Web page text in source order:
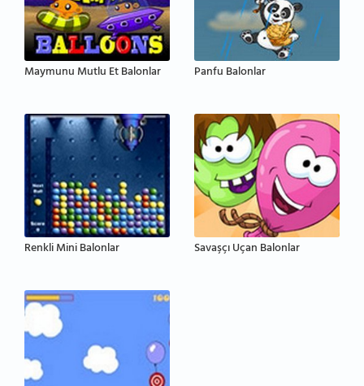
Maymunu Mutlu Et Balonlar Panfu Balonlar
Renkli Mini Balonlar Savaşçı Uçan Balonlar